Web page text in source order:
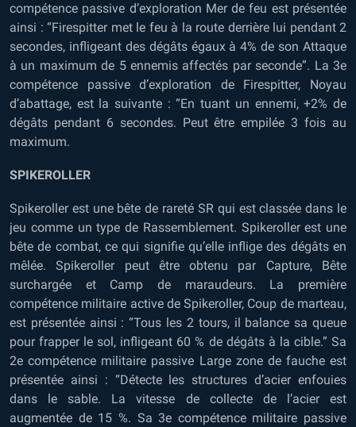
compétence passive d’exploration Mer de feu est présentée
ainsi : “Firespitter met le feu à la route derrière lui pendant 2
secondes, infligeant des dégâts égaux à 4% de son Attaque
à un maximum de 5 ennemis affectés par seconde”. La 3e
compétence passive d’exploration de Firespitter, Noyau
d’abattage, est la suivante : “En tuant un ennemi, +2% de
dégâts pendant 6 secondes. Peut être empilée 3 fois au
maximum.
SPIKEROLLER
Spikeroller est une bête de rareté SR qui est classée dans le
jeu comme un type de Rassemblement. Spikeroller est une
bête de combat, ce qui signifie qu’elle inflige des dégâts en
mêlée. Spikeroller peut être obtenu par Capture, Bête
surchargée et Camp de maraudeurs. La première
compétence militaire active de Spikeroller, Coup de marteau,
est présentée ainsi : “Tous les 2 tours, il balance sa queue
pour frapper le sol, infligeant 60 % de dégâts à la cible.” Sa
2e compétence militaire passive Large zone de fauche est
présentée ainsi : “Détecte les structures d’acier enfouies
dans le sable. La vitesse de collecte de l’acier est
augmentée de 15 %. Sa 3e compétence militaire passive